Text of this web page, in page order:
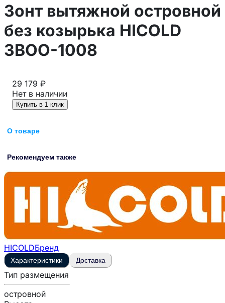
Зонт вытяжной островной
без козырька HICOLD
ЗВОО-1008
29 179 ₽
Нет в наличии
Купить в 1 клик
О товаре
Рекомендуем также
HICOLDБренд
Характеристики Доставка
Тип размещения
островной